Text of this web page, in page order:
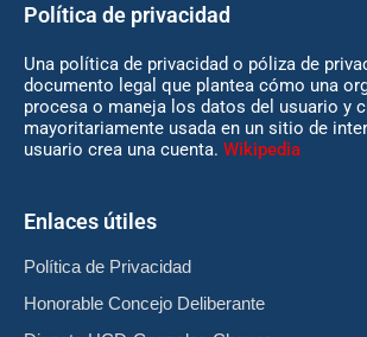
Política de privacidad
Una política de privacidad o póliza de
documento legal que plantea cómo una
procesa o maneja los datos del usuario y
mayoritariamente usada en un sitio de
usuario crea una cuenta. Wikipedia
Enlaces útiles
Política de Privacidad
Honorable Concejo Deliberante